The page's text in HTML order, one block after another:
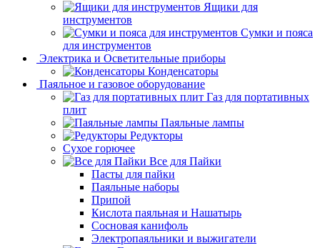
Ящики для
инструментов
Сумки и пояса
для инструментов
Электрика и Осветительные приборы
Конденсаторы
Паяльное и газовое оборудование
Газ для портативных
плит
Паяльные лампы
Редукторы
Сухое горючее
Все для Пайки
Пасты для пайки
Паяльные наборы
Припой
Кислота паяльная и Нашатырь
Сосновая канифоль
Электропаяльники и выжигатели